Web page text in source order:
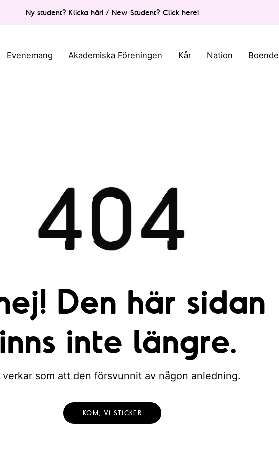
Ny student? Klicka här! / New Student? Click here!
Evenemang Akademiska Föreningen Kår Nation Boende
404
Den här sidan
inte längre.
verkar som att den försvunnit av någon anledning.
KOM, VI STICKER